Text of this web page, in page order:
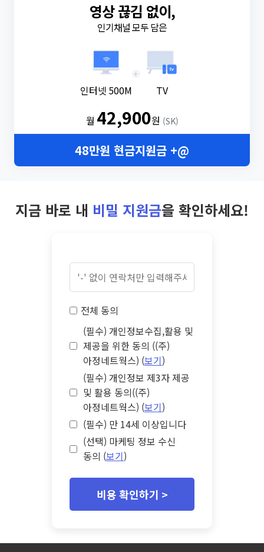
영상 끊김 없이,
인기채널 모두 담은
인터넷 500M
+
TV
월 42,900원 (SK)
48만원 현금지원금 +@
지금 바로 내 비밀 지원금을 확인하세요!
전체 동의
(필수) 개인정보수집,활용 및
제공을 위한 동의 ((주)
아정네트웍스) (보기)
(필수) 개인정보 제3자 제공
및 활용 동의((주)
아정네트웍스) (보기)
(필수) 만 14세 이상입니다
(선택) 마케팅 정보 수신
동의 (보기)
비용 확인하기 >